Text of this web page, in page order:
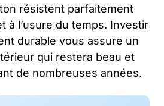
résistent parfaitement
à l’usure du temps. Investir
durable vous assure un
qui restera beau et
de nombreuses années.